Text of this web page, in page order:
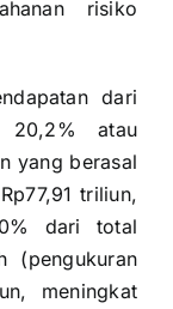
risiko
dari
20,2% atau
yang berasal
triliun,
dari total
(pengukuran
meningkat